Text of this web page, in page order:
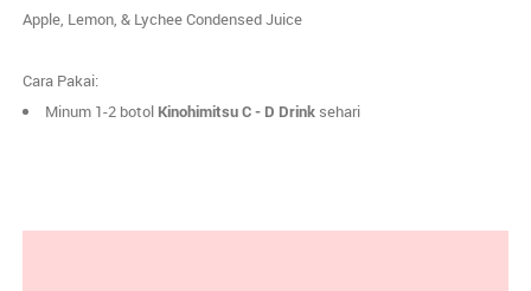
Apple, Lemon, & Lychee Condensed Juice
Cara Pakai:
Minum 1-2 botol Kinohimitsu C - D Drinksehari